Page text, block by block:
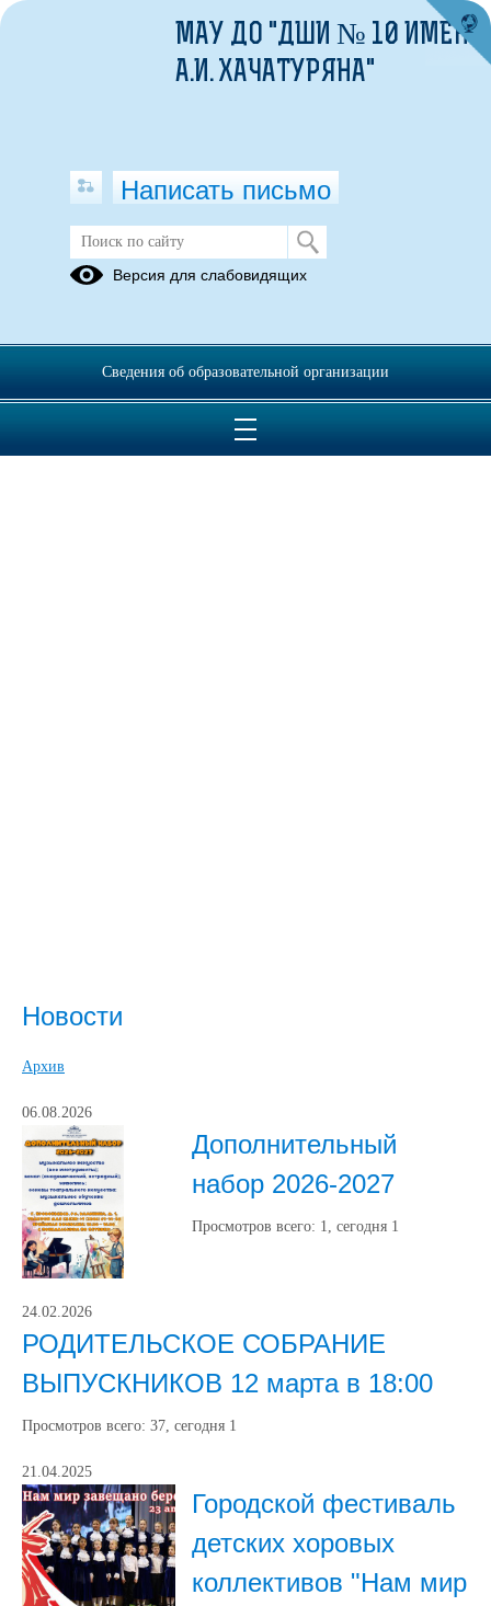
Новости
Архив
06.08.2026
Дополнительный
набор 2026-2027
Просмотров всего: 1, сегодня 1
24.02.2026
РОДИТЕЛЬСКОЕ СОБРАНИЕ
ВЫПУСКНИКОВ 12 марта в 18:00
Просмотров всего: 37, сегодня 1
21.04.2025
Городской фестиваль
детских хоровых
коллективов "Нам мир
МАУ ДО "ДШИ № 10 ИМЕНИ
А.И. ХАЧАТУРЯНА"
Написать письмо
Версия для слабовидящих
Сведения об образовательной организации